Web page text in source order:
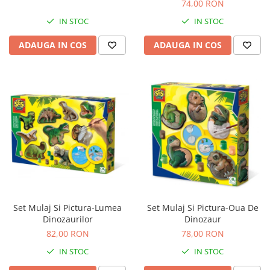
Accesorii karturi
Locuri de joaca
Articole sanatate
Accesorii hranire
Bavetica bebelusi
IN STOC
ADAUGA IN COS
74,00 RON
IN STOC
ADAUGA IN COS
Set Mulaj Si Pictura-Lumea
Dinozaurilor
82,00 RON
IN STOC
Set Mulaj Si Pictura-Oua De
Dinozaur
78,00 RON
IN STOC